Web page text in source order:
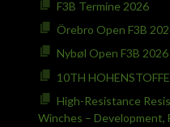
F3B Termine 2026
Örebro Open F3B
Nybøl Open F3B 2026
10TH
High-Resistance
Winches – Development,